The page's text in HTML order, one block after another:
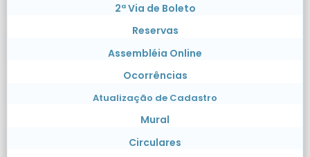
2ª Via de Boleto
Reservas
Assembléia Online
Ocorrências
Atualização de Cadastro
Mural
Circulares